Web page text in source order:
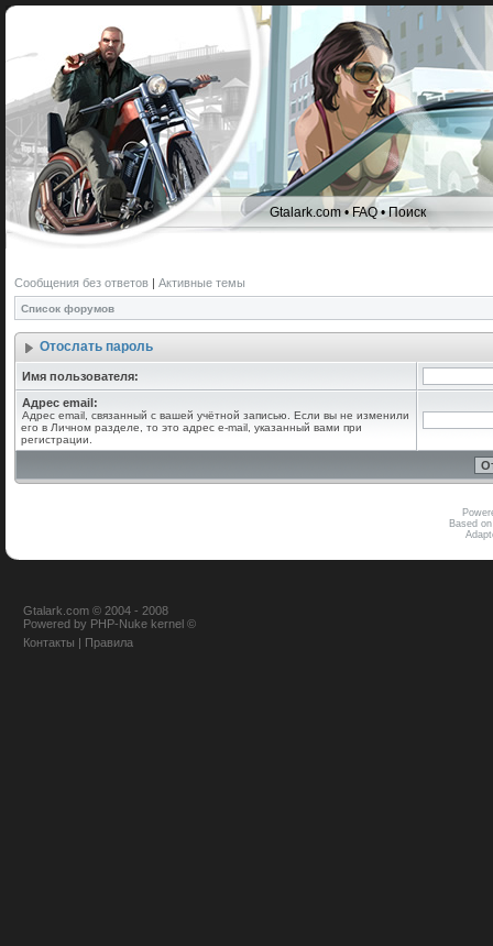
Gtalark.com •FAQ•Поиск
Сообщения без ответов | Активные темы
Список форумов
Отослать пароль
Имя пользователя:
Адрес email:
Адрес email, связанный с вашей учётной записью. Если вы не изменили
его в Личном разделе, то это адрес e-mail, указанный вами при
регистрации.
Based
Gtalark.com © 2004 - 2008
Powered by PHP-Nuke kernel ©
Контакты | Правила